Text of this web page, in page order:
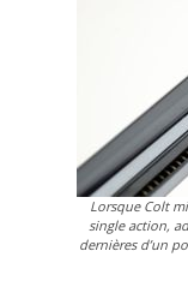
Lorsque Colt
single action,
dernières d’un